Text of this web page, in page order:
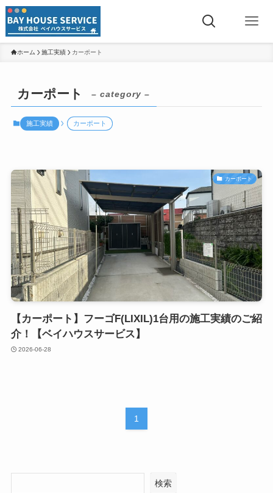
ホーム 施工実績 カーポート
カーポート – category –
施工実績 カーポート
カーポート
【カーポート】フーゴF(LIXIL)1台用の施工実績のご紹
介！【ベイハウスサービス】
2026-06-28
1
検索